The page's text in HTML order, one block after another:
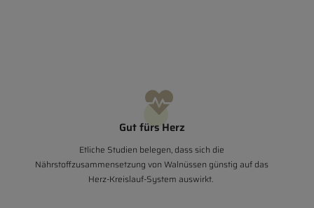
Gut fürs Herz
Etliche Studien belegen, dass sich die
Nährstoffzusammensetzung von Walnüssen günstig auf das
Herz-Kreislauf-System auswirkt.